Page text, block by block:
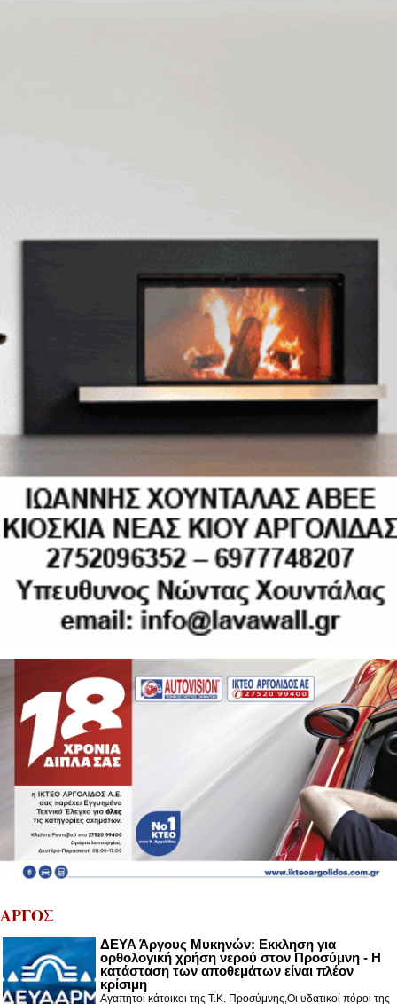
ΑΡΓΟΣ
ΔΕΥΑ Άργους Μυκηνών: Εκκληση για
ορθολογική χρήση νερού στον Προσύμνη - Η
κατάσταση των αποθεμάτων είναι πλέον
κρίσιμη
Αγαπητοί κάτοικοι της Τ.Κ. Προσύμνης,Οι υδατικοί πόροι της